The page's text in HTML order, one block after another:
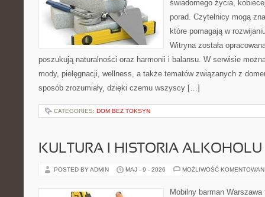
świadomego życia,
porad. Czytelnicy mogą
które pomagają w
Witryna została
poszukują naturalności oraz harmonii i balansu. W serwisie
mody, pielęgnacji, wellness, a także tematów związanych z
sposób zrozumiały, dzięki czemu wszyscy […]
CATEGORIES: DOM BEZ TOKSYN
KULTURA I HISTORIA ALKOHOLU
POSTED BY ADMIN MAJ - 9 - 2026 MOŻLIWOŚĆ
Mobilny barman